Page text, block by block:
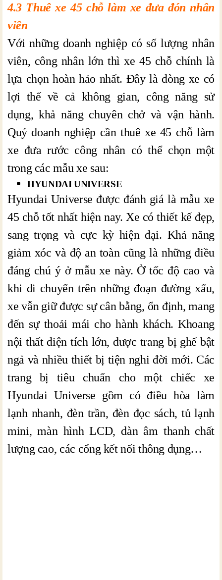
4.3 Thuê xe 45 chỗ làm xe đưa đón nhân
viên
Với những doanh nghiệp có số lượng nhân
viên, công nhân lớn thì xe 45 chỗ chính là
lựa chọn hoàn hảo nhất. Đây là dòng xe có
lợi thế về cả không gian, công năng sử
dụng, khả năng chuyên chở và vận hành.
Quý doanh nghiệp cần thuê xe 45 chỗ làm
xe đưa rước công nhân có thể chọn một
trong các mẫu xe sau:
HYUNDAI UNIVERSE
Hyundai Universe được đánh giá là mẫu xe
45 chỗ tốt nhất hiện nay. Xe có thiết kế đẹp,
sang trọng và cực kỳ hiện đại. Khả năng
giảm xóc và độ an toàn cũng là những điều
đáng chú ý ở mẫu xe này. Ở tốc độ cao và
khi di chuyển trên những đoạn đường xấu,
xe vẫn giữ được sự cân bằng, ổn định, mang
đến sự thoải mái cho hành khách. Khoang
nội thất diện tích lớn, được trang bị ghế bật
ngả và nhiều thiết bị tiện nghi đời mới. Các
trang bị tiêu chuẩn cho một chiếc xe
Hyundai Universe gồm có điều hòa làm
lạnh nhanh, đèn trần, đèn đọc sách, tủ lạnh
mini, màn hình LCD, dàn âm thanh chất
lượng cao, các cổng kết nối thông dụng…